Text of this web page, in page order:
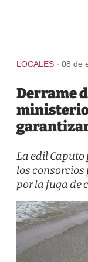
LOCALES - 08 de
Derrame
ministerio
La edil
los
por la fuga de